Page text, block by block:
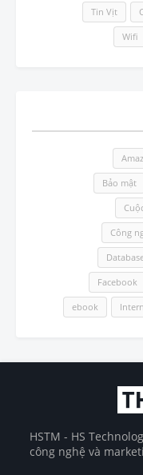
Tin Vịt
Wifi
Bảo mật
Công
Facebook
ebook
HSTM - HS
công nghệ và